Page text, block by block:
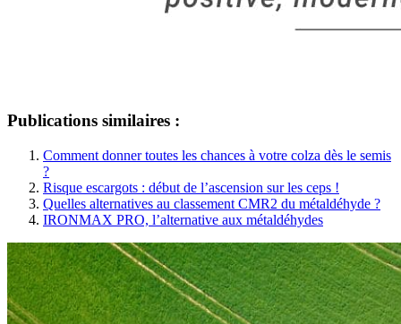
Publications similaires :
Comment donner toutes les chances à votre colza dès le semis
?
Risque escargots : début de l’ascension sur les ceps !
Quelles alternatives au classement CMR2 du métaldéhyde ?
IRONMAX PRO, l’alternative aux métaldéhydes